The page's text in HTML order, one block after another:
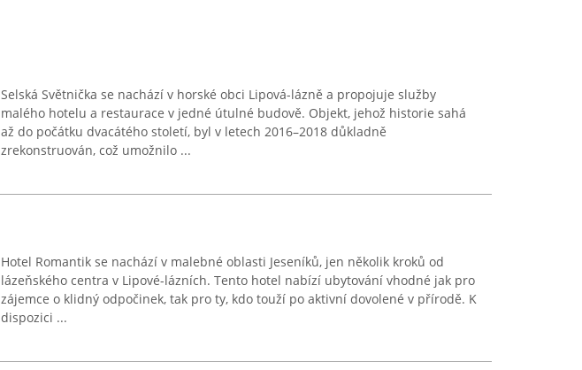
Selská Světnička se nachází v horské obci Lipová-lázně a propojuje služby
malého hotelu a restaurace v jedné útulné budově. Objekt, jehož historie sahá
až do počátku dvacátého století, byl v letech 2016–2018 důkladně
zrekonstruován, což umožnilo ...
Hotel Romantik se nachází v malebné oblasti Jeseníků, jen několik kroků od
lázeňského centra v Lipové-lázních. Tento hotel nabízí ubytování vhodné jak pro
zájemce o klidný odpočinek, tak pro ty, kdo touží po aktivní dovolené v přírodě. K
dispozici ...